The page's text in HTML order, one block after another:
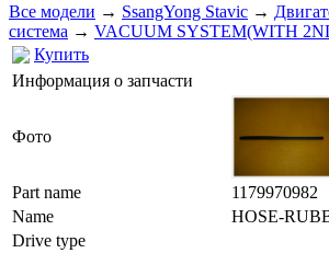
Все модели → SsangYong Stavic →
система → VACUUM SYSTEM(WITH
Купить
Информация о запчасти
Фото
Part name
1179970982
Name
HOSE-
Drive type